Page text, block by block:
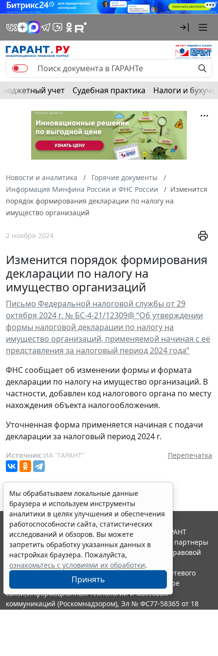
Бюджетный учет Судебная практика Налоги и
Новости и аналитика
Горячие документы
Информация Минфина России и ФНС России
Изменится
порядок формирования декларации по налогу на
имущество организаций
2 ноября 2024
Изменится порядок формирования
декларации по налогу на
имущество организаций
Письмо Федеральной налоговой службы от 29
октября 2024 г. № БС-4-21/12309@ “Об утверждении
формы налоговой декларации по налогу на
имущество организаций, применяемой начиная с её
представления за налоговый период 2024 года”
ФНС сообщает об изменении формы и формата
декларации по налогу на имущество организаций. В
частности, добавлен код налогового органа по месту
нахождения объекта налогообложения.
Уточненная форма применяется начиная с подачи
декларации за налоговый период 2024 г.
Источник:ИА "ГАРАНТ" Перепечатка
Мы обрабатываем локальные данные
браузера и используем инструменты
аналитики в целях улучшения и обеспечения
работоспособности сайта, статистических
исследований и обзоров. Вы можете
запретить обработку указанных данных в
настройках браузера. Пожалуйста,
ознакомьтесь с условиями их обработки.
Принять
© ООО "НПП "ГАРАНТ-СЕРВИС", 2026. Система ГАРАНТ
выпускается с 1990 года. Компания "Гарант" и ее партнеры
являются участниками Российской ассоциации правовой
информации ГАРАНТ.
Портал ГАРАНТ.РУ зарегистрирован в качестве сетевого
издания Федеральной службой по надзору в сфере
связи,информационных технологий и массовых
коммуникаций (Роскомнадзором), Эл № ФС77-58365 от 18